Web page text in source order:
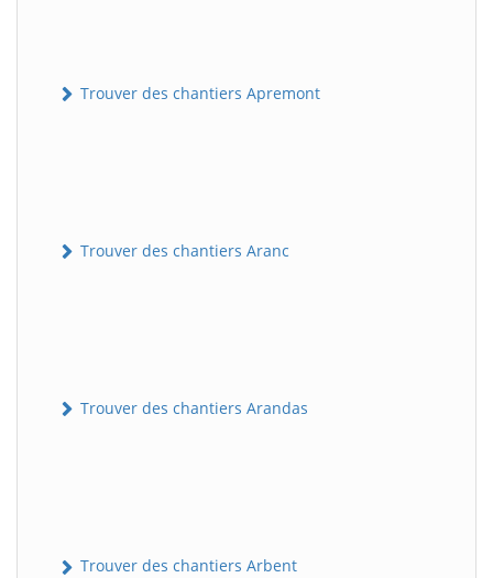
Trouver des chantiers Apremont
Trouver des chantiers Aranc
Trouver des chantiers Arandas
Trouver des chantiers Arbent